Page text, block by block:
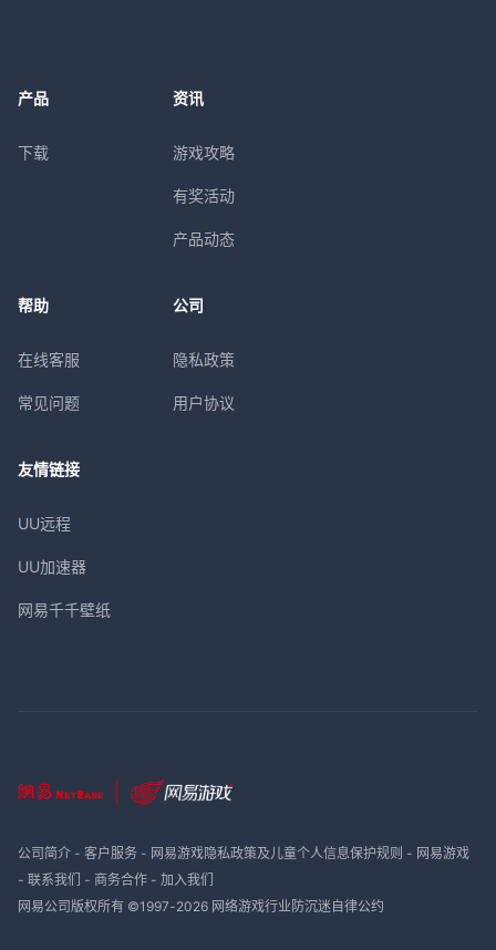
产品
下载
资讯
游戏攻略
有奖活动
产品动态
帮助
在线客服
常见问题
公司
隐私政策
用户协议
友情链接
UU远程
UU加速器
网易千千壁纸
公司简介- 客户服务- 网易游戏隐私政策及儿童个人信息保护规则 - 网易游戏
- 联系我们 - 商务合作- 加入我们
网易公司版权所有 ©1997-2026 网络游戏行业防沉迷自律公约